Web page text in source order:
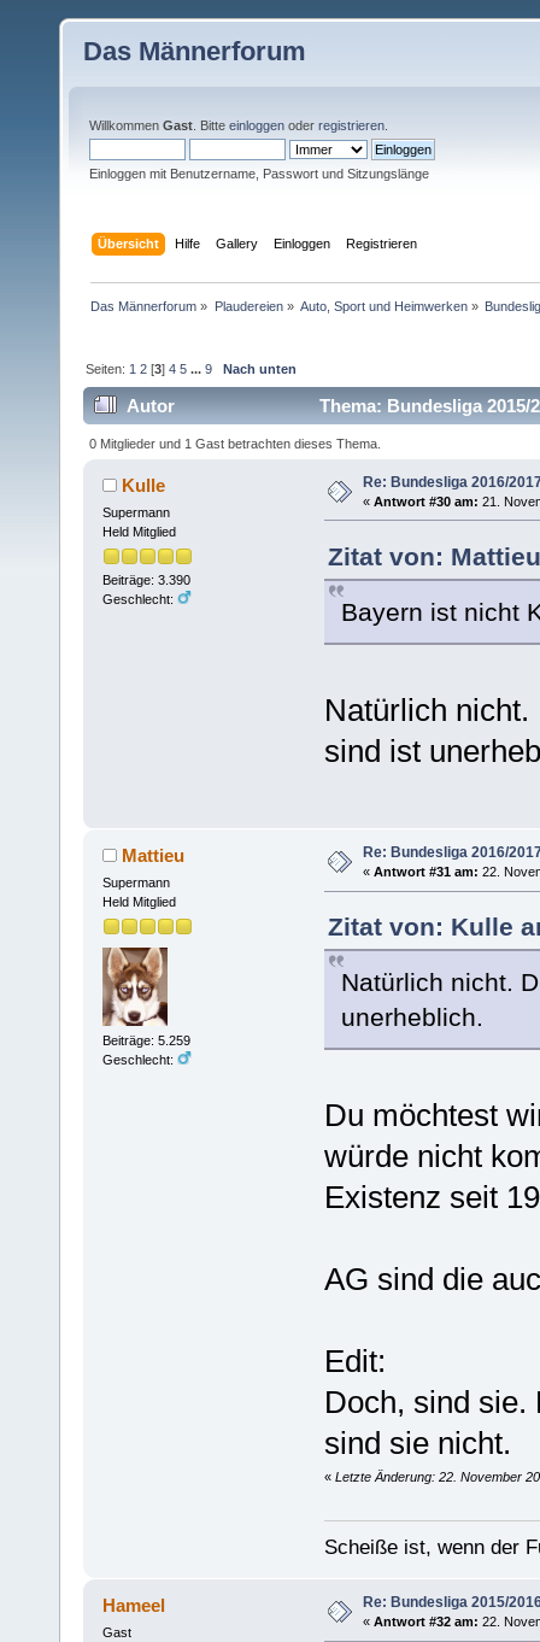
Das Männerforum
Willkommen Gast . Bitte einloggen oder registrieren
Einloggen mit Benutzername, Passwort und Sitzungslänge
Übersicht Hilfe Gallery Einloggen Registrieren
Das Männerforum » Plaudereien» Auto, Sport und Heimwerken»
Seiten: 1 2 [3]4 5 ...9 Nach unten
Autor Thema: Bundesliga 2015/
0 Mitglieder und 1 Gast betrachten dieses Thema.
Kulle
Supermann
Held Mitglied
Beiträge: 3.390
Geschlecht:
Re: Bundesliga 2016/
« Antwort #30 am: 21.
Zitat von:
Bayern ist nicht
Natürlich
sind ist
Mattieu
Supermann
Held Mitglied
Beiträge: 5.259
Geschlecht:
Re: Bundesliga 2016/
« Antwort #31 am: 22.
Zitat von: Kulle
Natürlich nicht.
unerheblich.
Du möchtest
würde nicht
Existenz seit
AG sind die
Edit:
Doch, sind sie.
sind sie nicht.
« Letzte Änderung: 22. November
Scheiße ist, wenn der
Hameel
Gast
Re: Bundesliga 2015/
« Antwort #32 am: 22.